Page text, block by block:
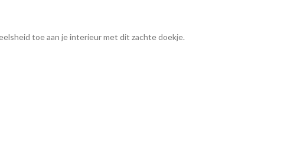
toe aan je interieur met dit zachte doekje.